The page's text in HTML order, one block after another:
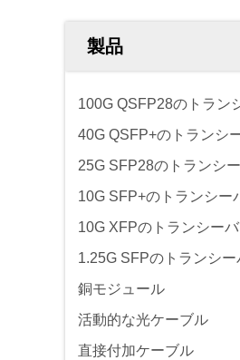
製品
100G QSFP28のトラン
40G QSFP+のトランシ
25G SFP28のトランシ
10G SFP+のトランシー
10G XFPのトランシー
1.25G SFPのトランシー
銅モジュール
活動的な光ケーブル
直接付加ケーブル